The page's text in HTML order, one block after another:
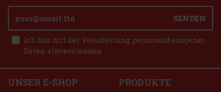
SENDEN
Ich bin mit der Verarbeitung personenbezogener
Daten einverstanden
UNSER E-SHOP PRODUKTE